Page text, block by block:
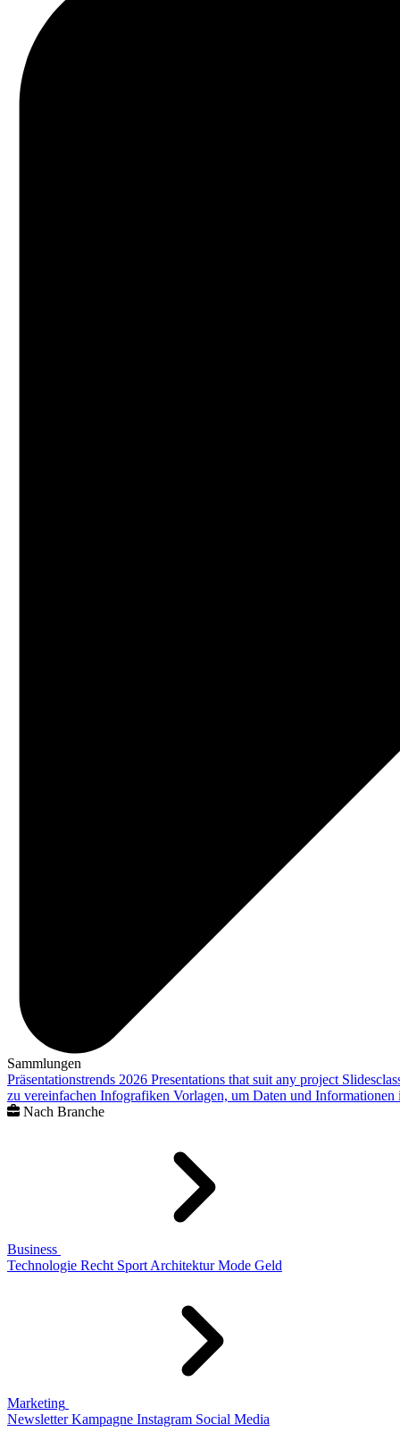
Sammlungen
Präsentationstrends 2026 Presentations that suit any project
zu vereinfachen Infografiken Vorlagen, um Daten und
Nach Branche
Business
Technologie Recht Sport Architektur Mode Geld
Marketing
Newsletter Kampagne Instagram Social Media